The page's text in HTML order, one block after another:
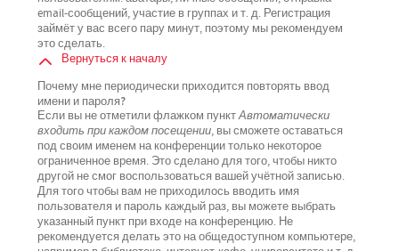
email-сообщений, участие в группах и т. д. Регистрация
займёт у вас всего пару минут, поэтому мы рекомендуем
это сделать.
Вернуться к началу
Почему мне периодически приходится повторять ввод
имени и пароля?
Если вы не отметили флажком пунктАвтоматически
входить при каждом посещении, вы сможете оставаться
под своим именем на конференции только некоторое
ограниченное время. Это сделано для того, чтобы никто
другой не смог воспользоваться вашей учётной записью.
Для того чтобы вам не приходилось вводить имя
пользователя и пароль каждый раз, вы можете выбрать
указанный пункт при входе на конференцию. Не
рекомендуется делать это на общедоступном компьютере,